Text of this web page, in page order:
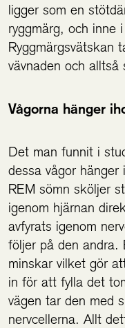
ligger som en
ryggmärg, och inne
Ryggmärgsvätskan
vävnaden och alltså
Vågorna hänger
Det man funnit i
dessa vågor
REM sömn sköljer
igenom hjärnan
avfyrats igenom
följer på den andra.
minskar vilket gör
in för att fylla det
vägen tar den med
nervcellerna. Allt